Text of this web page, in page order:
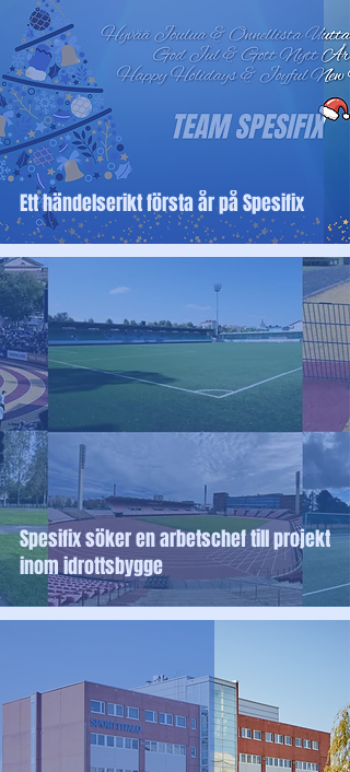
Ett händelserikt första år på Spesifix
Spesifix söker en arbetschef till projekt
inom idrottsbygge